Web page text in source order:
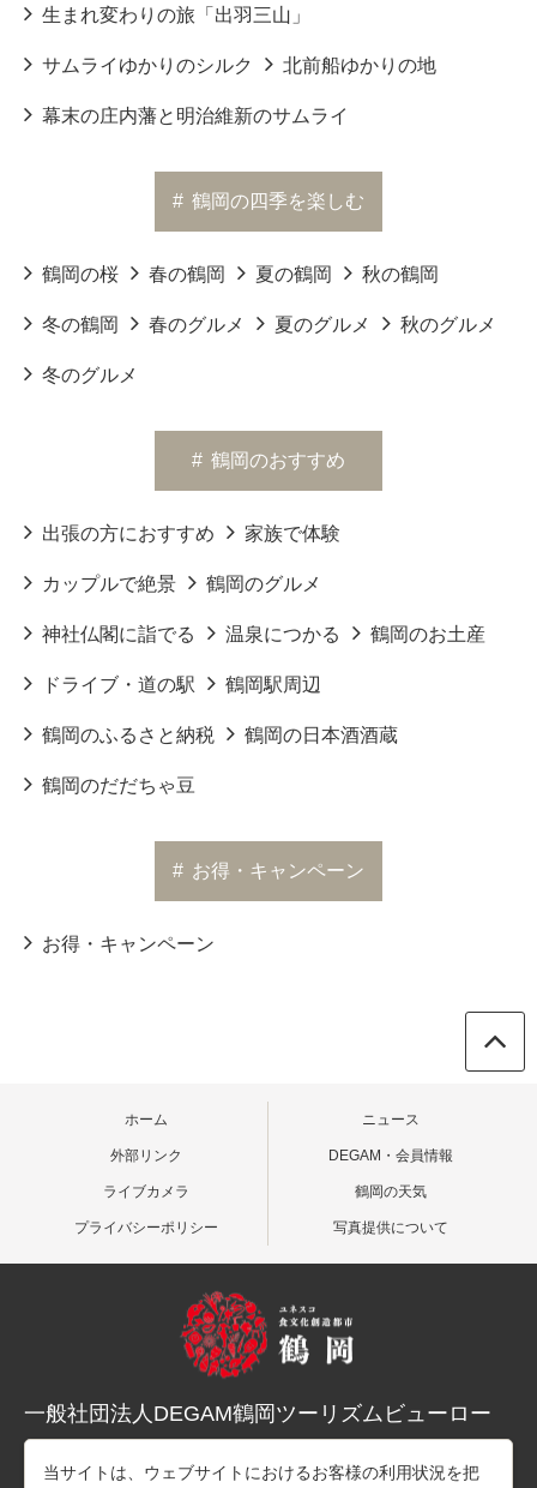
生まれ変わりの旅「出羽三山」
サムライゆかりのシルク 北前船ゆかりの地
幕末の庄内藩と明治維新のサムライ
# 鶴岡の四季を楽しむ
鶴岡の桜 春の鶴岡 夏の鶴岡 秋の鶴岡
冬の鶴岡 春のグルメ 夏のグルメ 秋のグルメ
冬のグルメ
# 鶴岡のおすすめ
出張の方におすすめ 家族で体験
カップルで絶景 鶴岡のグルメ
神社仏閣に詣でる 温泉につかる 鶴岡のお土産
ドライブ・道の駅 鶴岡駅周辺
鶴岡のふるさと納税 鶴岡の日本酒酒蔵
鶴岡のだだちゃ豆
# お得・キャンペーン
お得・キャンペーン
ホーム ニュース
外部リンク DEGAM・会員情報
ライブカメラ 鶴岡の天気
プライバシーポリシー 写真提供について
一般社団法人DEGAM鶴岡ツーリズムビューロー
TEL：0235-25-7678（観光案内）
当サイトは、ウェブサイトにおけるお客様の利用状況を把